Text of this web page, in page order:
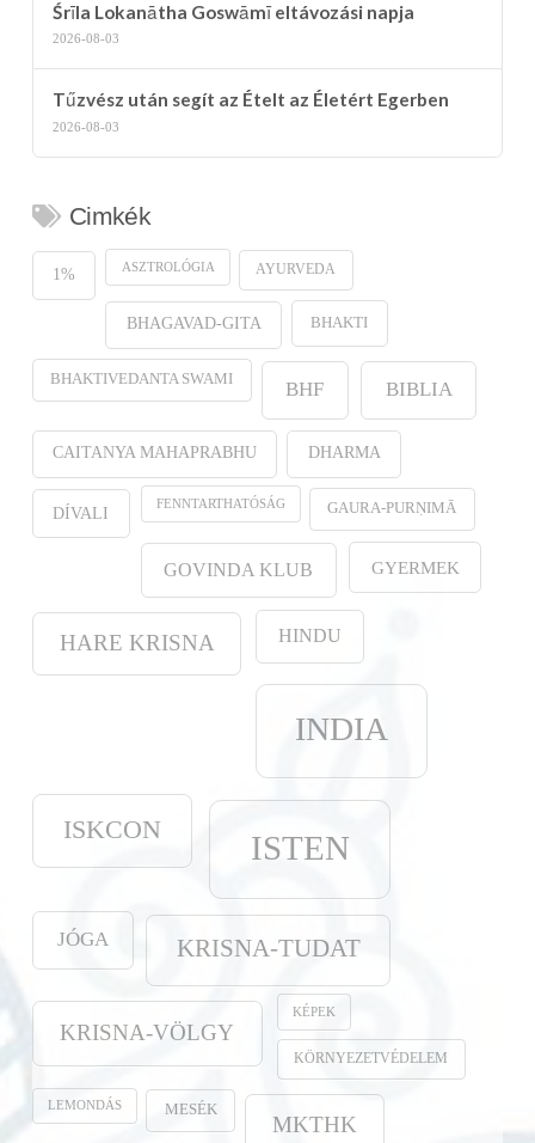
Śrīla Lokanātha Goswāmī eltávozási napja
2026-08-03
Tűzvész után segít az Ételt az Életért Egerben
2026-08-03
Cimkék
1% ASZTROLÓGIA AYURVEDA
BHAGAVAD-GITA BHAKTI
BHAKTIVEDANTA SWAMI BHF BIBLIA
CAITANYA MAHAPRABHU DHARMA
DÍVALI FENNTARTHATÓSÁG GAURA-PURṆIMĀ
GOVINDA KLUB GYERMEK
HARE KRISNA HINDU
INDIA
ISKCON ISTEN
JÓGA KRISNA-TUDAT
KRISNA-VÖLGY
KÉPEK
KÖRNYEZETVÉDELEM
LEMONDÁS MESÉK
MKTHK